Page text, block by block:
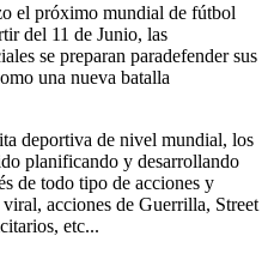
el próximo mundial de fútbol
del 11 de Junio, las
se preparan paradefender sus
una nueva batalla
deportiva de nivel mundial, los
planificando y desarrollando
de todo tipo de acciones y
acciones de Guerrilla, Street
etc...